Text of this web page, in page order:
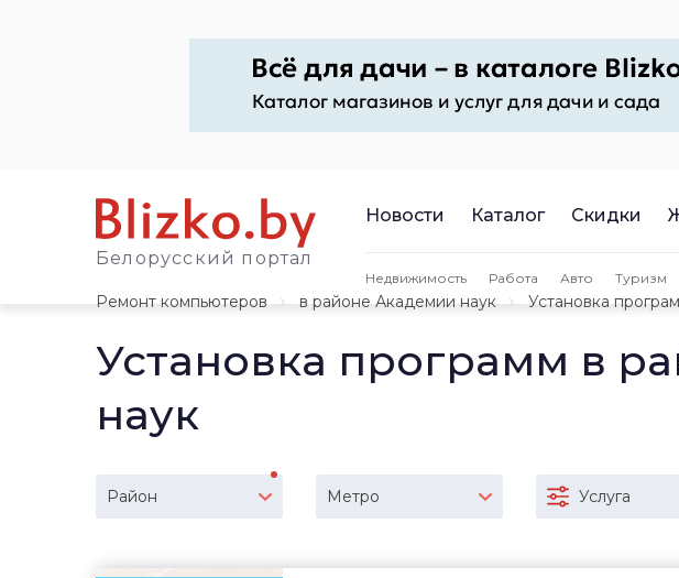
Белорусский портал
Новости Каталог Скидки
Недвижимость Работа Авто Туризм
Ремонт компьютеров
в районе Академии наук Установка
Установка программ в
наук
Район Метро Услуга